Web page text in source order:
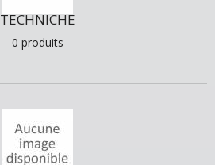
TECHNICHE
0 produits